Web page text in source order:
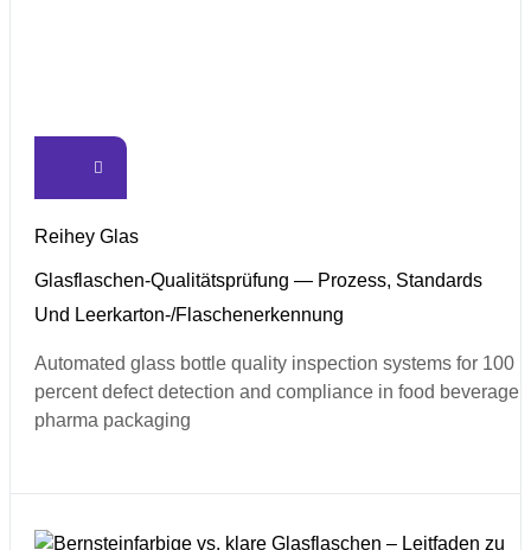
Reihey Glas
Glasflaschen-Qualitätsprüfung — Prozess, Standards
Und Leerkarton-/Flaschenerkennung
Automated glass bottle quality inspection systems for 100
percent defect detection and compliance in food beverage
pharma packaging